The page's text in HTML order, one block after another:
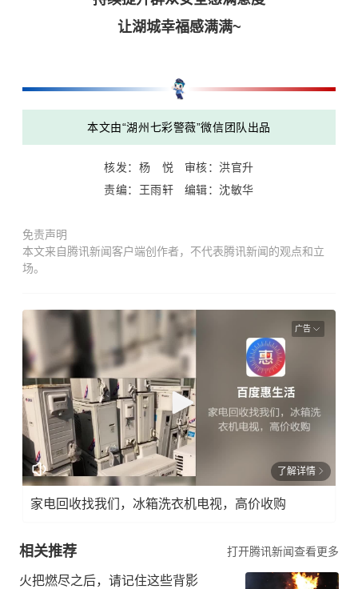
让湖城幸福感满满~
本文由“湖州七彩警薇”微信团队出品
核发：杨 悦
审核：洪官升
责编：王雨轩 编辑：沈敏华
免责声明
本文来自腾讯新闻客户端创作者，不代表腾讯新闻的观点和立
场。
广告
了解详情
家电回收找我们，冰箱洗衣机电视，高价收购
相关推荐 打开腾讯新闻查看更多
火把燃尽之后，请记住这些背影